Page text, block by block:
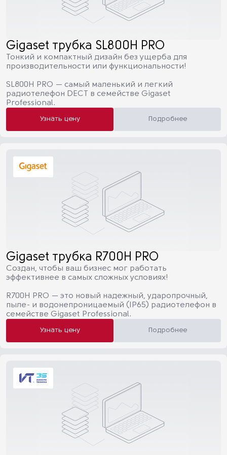
Gigaset трубка SL800H PRO
Тонкий и компактный дизайн без ущерба для
производительности или функциональности!
SL800H PRO — самый маленький и легкий
радиотелефон DECT в семействе Gigaset
Professional.
Узнать цену Подробнее
Gigaset трубка R700H PRO
Создан, чтобы ваш бизнес мог работать
эффективнее в самых сложных условиях!
R700H PRO — это новый надежный, ударопрочный,
пыле- и водонепроницаемый (IP65) радиотелефон в
семействе Gigaset Professional.
Узнать цену Подробнее